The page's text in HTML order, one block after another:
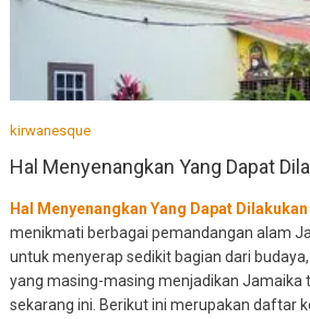
kirwanesque
Hal Menyenangkan Yang Dapat
Hal Menyenangkan Yang Dapat Dilakukan
menikmati berbagai pemandangan alam
untuk menyerap sedikit bagian dari
yang masing-masing menjadikan
sekarang ini. Berikut ini merupakan daftar